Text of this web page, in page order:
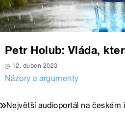
Petr Holub: Vláda,
12. duben 2023
Názory a argumenty
Největší audioportál na českém